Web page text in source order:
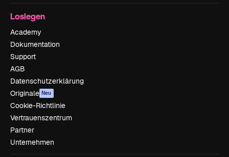
Loslegen
Academy
Dokumentation
Support
AGB
Datenschutzerklärung
Originale Neu
Cookie-Richtlinie
Vertrauenszentrum
Partner
Unternehmen